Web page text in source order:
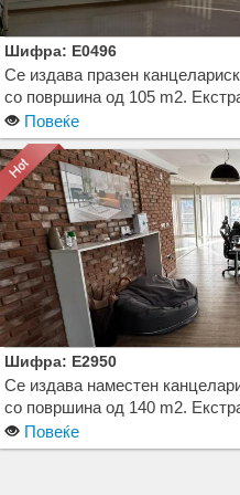
Шифра: E0496
Се издава празен
со површина од 105 m2.
Лифт, Паркинг, Аларм, Гаража.
Повеќе
Шифра: E2950
Се издава наместен
со површина од 140 m2.
Повеќе